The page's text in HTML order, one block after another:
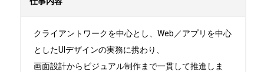
クライアントワークを中心とし、Web／アプリを中心
としたUIデザインの実務に携わり、
画面設計からビジュアル制作まで一貫して推進しま